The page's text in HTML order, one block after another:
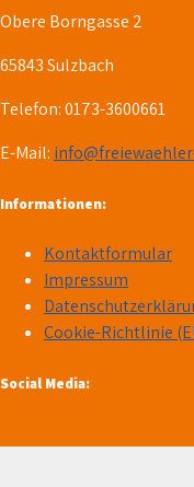
Obere Borngasse 2
65843 Sulzbach
Telefon: 0173-3600661
E-Mail:
Informationen:
Kontaktformular
Impressum
Cookie-Richtlinie
Social Media: